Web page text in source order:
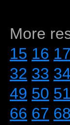
More
15 16 17
32 33 34
49 50 51
66 67 68